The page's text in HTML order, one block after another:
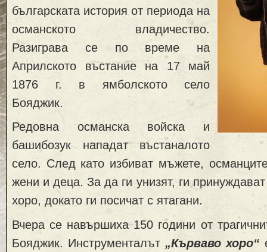
българската история от периода на
османското владичество.
Разиграва се по време на
Априлското въстание на 17 май
1876 г. в ямболското село
Бояджик.
Редовна османска войска и
башибозук нападат въстаналото
село. След като избиват мъжете,
жени и деца. За да ги унизят, ги
хоро, докато ги посичат с ятагани.
Вчера се навършиха 150 години от
Бояджик. Инструменталът„Кърваво хоро“